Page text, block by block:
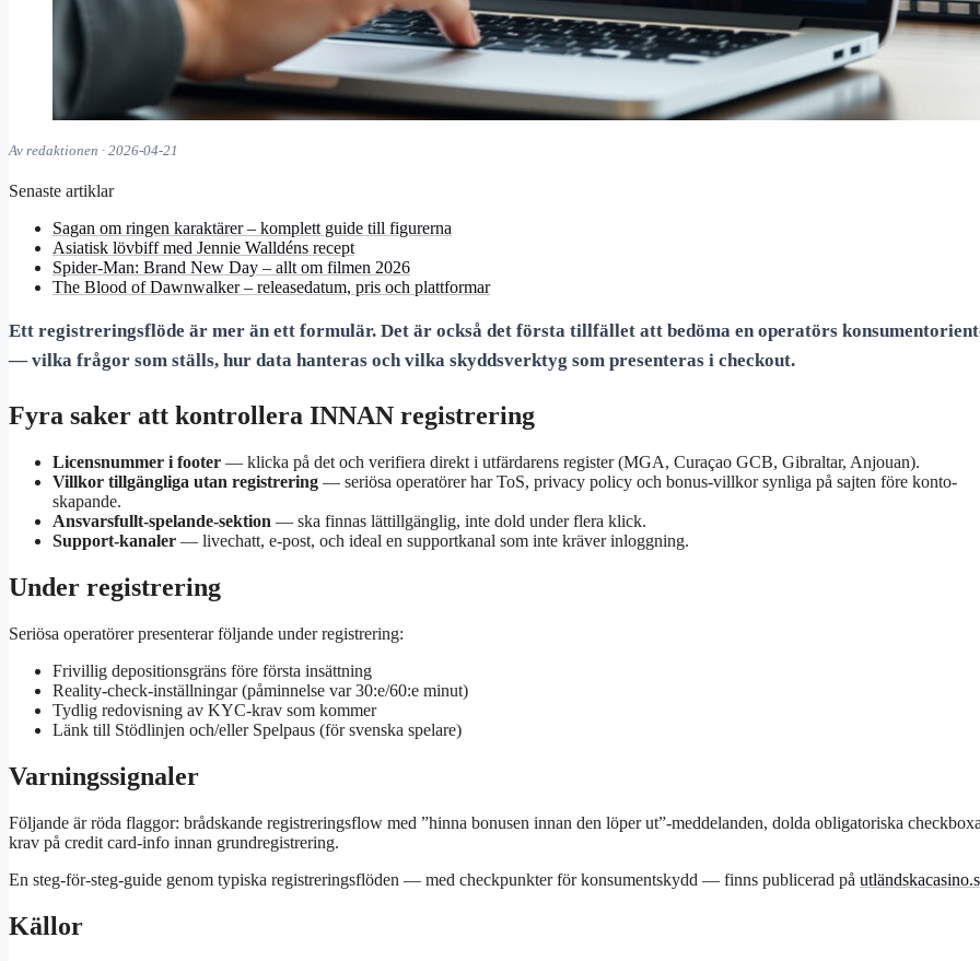
Av redaktionen · 2026-04-21
Senaste artiklar
Sagan om ringen karaktärer – komplett guide till figurerna
Asiatisk lövbiff med Jennie Walldéns recept
Spider-Man: Brand New Day – allt om filmen 2026
The Blood of Dawnwalker – releasedatum, pris och plattformar
Ett registreringsflöde är mer än ett formulär. Det är också det första tillfället att bedöma en operatörs
— vilka frågor som ställs, hur data hanteras och vilka skyddsverktyg som presenteras i checkout.
Fyra saker att kontrollera INNAN registrering
Licensnummer i footer — klicka på det och verifiera direkt i utfärdarens register (MGA, Curaçao GCB, Gibraltar, Anjouan).
Villkor tillgängliga utan registrering — seriösa operatörer har ToS, privacy policy och bonus-villkor synliga på sajten före konto-
skapande.
Ansvarsfullt-spelande-sektion — ska finnas lättillgänglig, inte dold under flera klick.
Support-kanaler — livechatt, e-post, och ideal en supportkanal som inte kräver inloggning.
Under registrering
Seriösa operatörer presenterar följande under registrering:
Frivillig depositionsgräns före första insättning
Reality-check-inställningar (påminnelse var 30:e/60:e minut)
Tydlig redovisning av KYC-krav som kommer
Länk till Stödlinjen och/eller Spelpaus (för svenska spelare)
Varningssignaler
Följande är röda flaggor: brådskande registreringsflow med ”hinna bonusen innan den löper ut”-meddelanden, dolda obligatoriska
krav på credit card-info innan grundregistrering.
En steg-för-steg-guide genom typiska registreringsflöden — med checkpunkter för konsumentskydd — finns publicerad på
Källor